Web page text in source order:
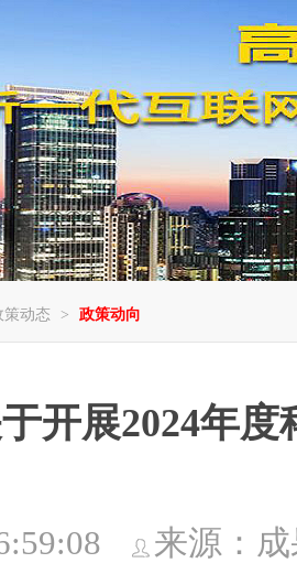
策动态 > 政策动向
开展2024年
来源：